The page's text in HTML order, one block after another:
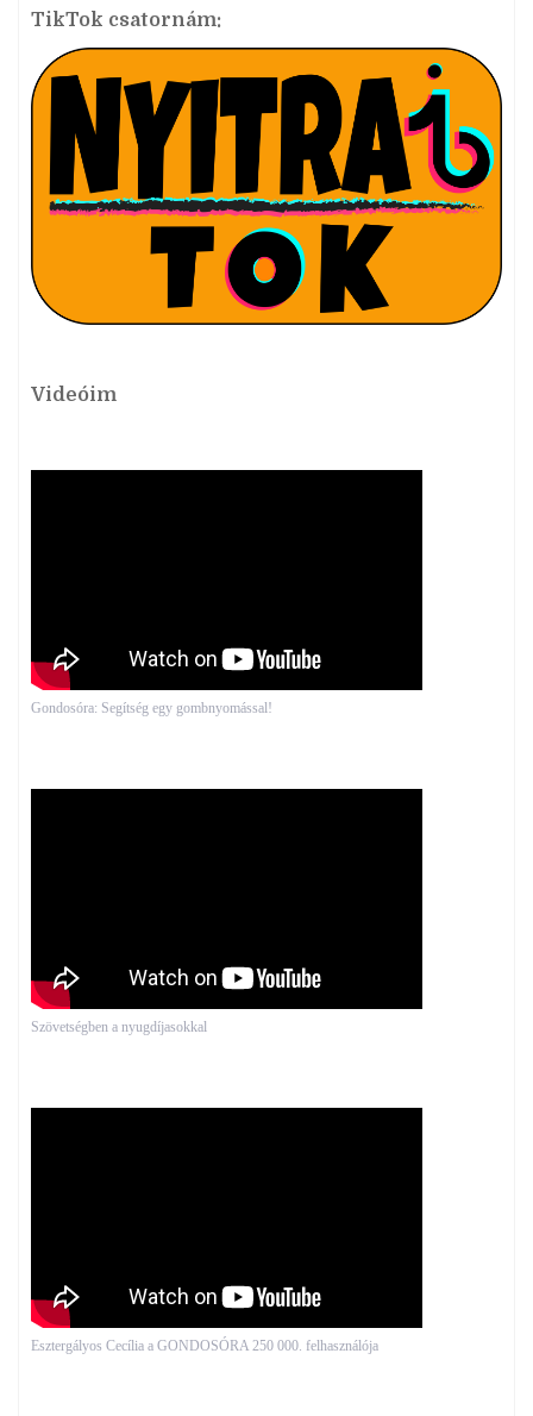
TikTok csatornám:
Videóim
Gondosóra: Segítség egy gombnyomással!
Szövetségben a nyugdíjasokkal
Esztergályos Cecília a GONDOSÓRA 250 000. felhasználója